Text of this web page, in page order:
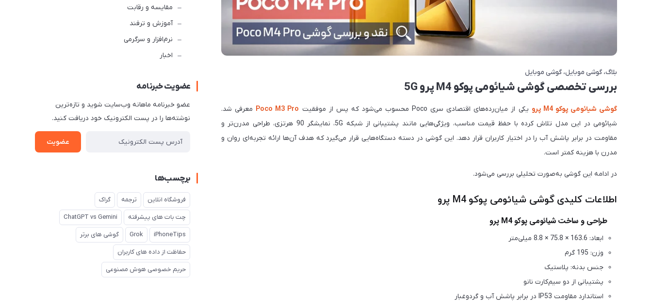
بلاگ گوشی موبایل گوشی موبایل
بررسی تخصصی گوشی شیائومی پوکو M4 پرو 5G
گوشی شیائومی پوکو M4 پرو یکی از میان‌رده‌های اقتصادی سری Poco محسوب می‌شود که پس از موفقیت Poco M3 Pro معرفی شد.
شیائومی در این مدل تلاش کرده با حفظ قیمت مناسب، ویژگی‌هایی مانند پشتیبانی از شبکه 5G، نمایشگر 90 هرتزی، طراحی مدرن‌تر و
مقاومت در برابر پاشش آب را در اختیار کاربران قرار دهد. این گوشی در دسته دستگاه‌هایی قرار می‌گیرد که هدف آن‌ها ارائه تجربه‌ای روان و
مدرن با هزینه کمتر است.
در ادامه این گوشی به‌صورت تحلیلی بررسی می‌شود.
اطلاعات کلیدی گوشی شیائومی پوکو M4 پرو
طراحی و ساخت شیائومی پوکو M4 پر و
ابعاد: 163.6 × 75.8 × 8.8 میلی‌متر
وزن: 195 گرم
جنس بدنه: پلاستیک
پشتیبانی از دو سیم‌کارت نانو
استاندارد مقاومت IP53 در برابر پاشش آب و گردوغبار
مقایسه و رقابت
آموزش و ترفند
نرم‌افزار و سرگرمی
اخبار
عضویت خبرنامه
عضو خبرنامه ماهانه وب‌سایت شوید و تازه‌ترین
نوشته‌ها را در پست الکترونیک خود دریافت کنید.
عضویت
برچسب‌ها
فروشگاه انلاین ترجمه گراک
چت بات های پیشرفته ChatGPT vs Gemini
iPhoneTips
Grok گوشی های برتر
حفاظت از داده های کاربران
حریم خصوصی هوش مصنوعی